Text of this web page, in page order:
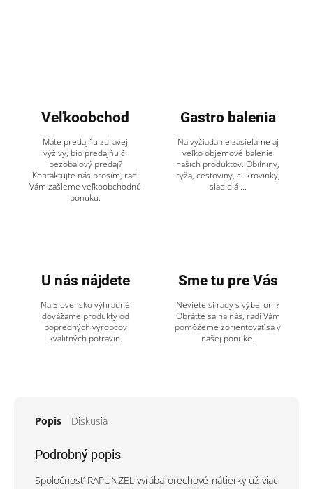
Veľkoobchod
Máte predajňu zdravej
výživy, bio predajňu či
bezobalový predaj?
Kontaktujte nás prosím, radi
Vám zašleme veľkoobchodnú
ponuku.
Gastro balenia
Na vyžiadanie zasielame aj
veľko objemové balenie
našich produktov. Obilniny,
ryža, cestoviny, cukrovinky,
sladidlá ...
U nás nájdete
Na Slovensko výhradné
dovážame produkty od
popredných výrobcov
kvalitných potravín.
Sme tu pre Vás
Neviete si rady s výberom?
Obráťte sa na nás, radi Vám
pomôžeme zorientovať sa v
našej ponuke.
Popis Diskusia
Podrobný popis
Spoločnosť RAPUNZEL vyrába orechové nátierky už viac